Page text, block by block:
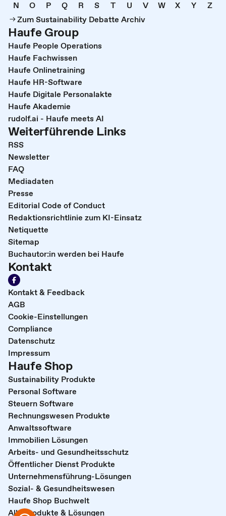
N
O P Q R S T U V W X Y
Z
Zum Sustainability Debatte Archiv
Haufe Group
Haufe People Operations
Haufe Fachwissen
Haufe Onlinetraining
Haufe HR-Software
Haufe Digitale Personalakte
Haufe Akademie
rudolf.ai - Haufe meets AI
Weiterführende Links
RSS
Newsletter
FAQ
Mediadaten
Presse
Editorial Code of Conduct
Redaktionsrichtlinie zum KI-Einsatz
Netiquette
Sitemap
Buchautor:in werden bei Haufe
Kontakt
Kontakt & Feedback
AGB
Cookie-Einstellungen
Compliance
Datenschutz
Impressum
Haufe Shop
Sustainability Produkte
Personal Software
Steuern Software
Rechnungswesen Produkte
Anwaltssoftware
Immobilien Lösungen
Arbeits- und Gesundheitsschutz
Öffentlicher Dienst Produkte
Unternehmensführung-Lösungen
Sozial- & Gesundheitswesen
Haufe Shop Buchwelt
Alle Produkte & Lösungen